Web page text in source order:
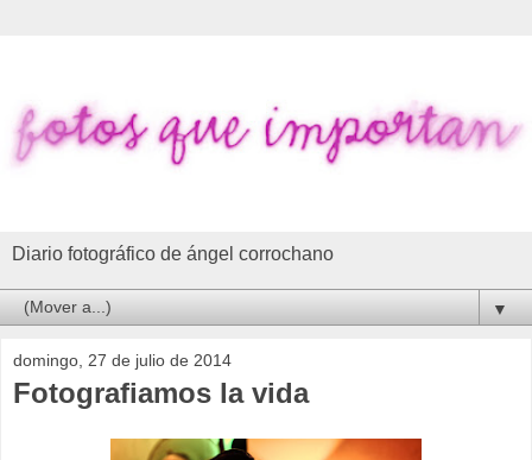
Diario fotográfico de ángel corrochano
▼
domingo, 27 de julio de 2014
Fotografiamos la vida